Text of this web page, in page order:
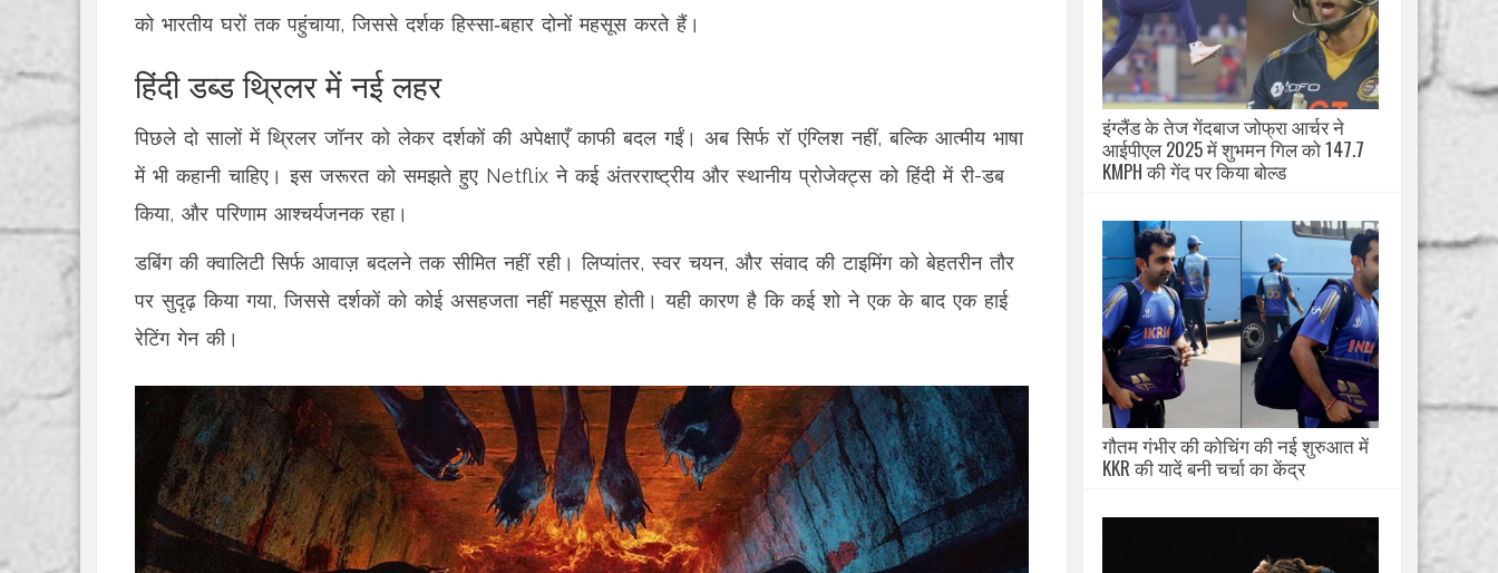
को भारतीय घरों तक पहुंचाया, जिससे दर्शक हिस्सा‑बहार दोनों महसूस करते हैं।
हिंदी डब्ड थ्रिलर में नई लहर
पिछले दो सालों में थ्रिलर जॉनर को लेकर दर्शकों की अपेक्षाएँ काफी बदल गईं। अब सिर्फ रॉ एंग्लिश नहीं, बल्कि आत्मीय भाषा
में भी कहानी चाहिए। इस जरूरत को समझते हुए Netflix ने कई अंतरराष्ट्रीय और स्थानीय प्रोजेक्ट्स को हिंदी में री-डब
किया, और परिणाम आश्चर्यजनक रहा।
डबिंग की क्वालिटी सिर्फ आवाज़ बदलने तक सीमित नहीं रही। लिप्यांतर, स्वर चयन, और संवाद की टाइमिंग को बेहतरीन तौर
पर सुदृढ़ किया गया, जिससे दर्शकों को कोई असहजता नहीं महसूस होती। यही कारण है कि कई शो ने एक के बाद एक हाई
रेटिंग गेन की।
इंग्लैंड के तेज गेंदबाज जोफ्रा आर्चर ने
आईपीएल 2025 में शुभमन गिल को 147.7
KMPH की गेंद पर किया बोल्ड
गौतम गंभीर की कोचिंग की नई शुरुआत में
KKR की यादें बनी चर्चा का केंद्र